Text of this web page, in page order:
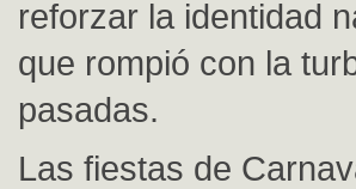
reforzar la identidad
que rompió con la
pasadas.
Las fiestas de